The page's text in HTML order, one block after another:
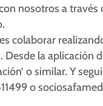
nosotros a
colaborar
. Desde la aplicación
o similar. Y
o